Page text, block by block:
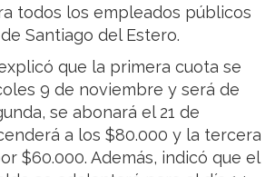
todos los empleados públicos
Santiago del Estero.
que la primera cuota se
9 de noviembre y será de
se abonará el 21 de
a los $80.000 y la tercera
$60.000. Además, indicó que el